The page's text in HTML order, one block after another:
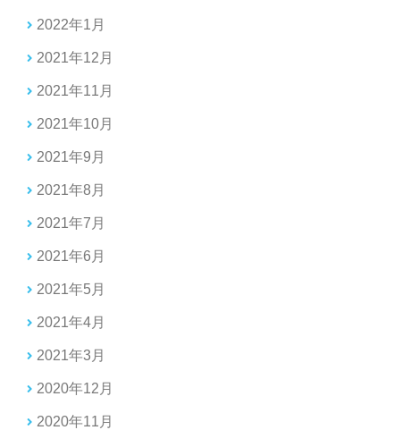
2022年1月
2021年12月
2021年11月
2021年10月
2021年9月
2021年8月
2021年7月
2021年6月
2021年5月
2021年4月
2021年3月
2020年12月
2020年11月